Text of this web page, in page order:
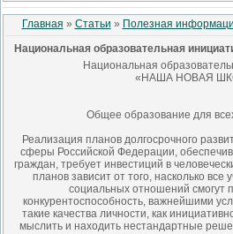
Главная » Статьи » Полезная
Национальная образовательная
Национальная
«НАША НОВАЯ
Общее образование для
Реализация планов долгосрочного
сферы Российской Федерации,
граждан, требует инвестиций в
планов зависит от того, насколько все
социальных отношений смогут
конкурентоспособность, важнейшими
такие качества личности, как
мыслить и находить нестандартные